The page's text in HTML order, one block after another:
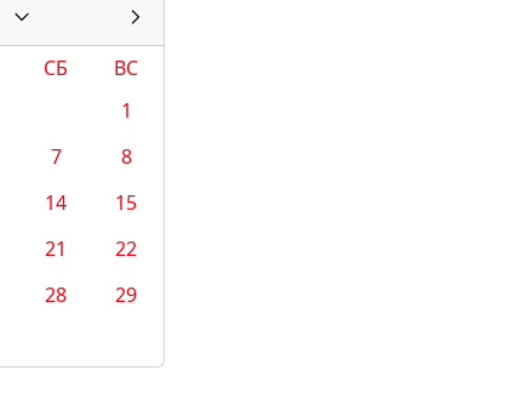
СБ
ВС
1
7
8
14
15
21
22
28
29